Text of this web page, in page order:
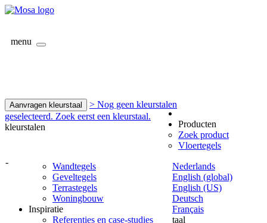
menu
Aanvragen kleurstaal
> Nog geen kleurstalen
geselecteerd. Zoek eerst een kleurstaal.
kleurstalen
-
Nederlands
English (global)
English (US)
Deutsch
Français
taal
Producten
Zoek product
Vloertegels
Wandtegels
Geveltegels
Terrastegels
Woningbouw
Inspiratie
Referenties en case-studies